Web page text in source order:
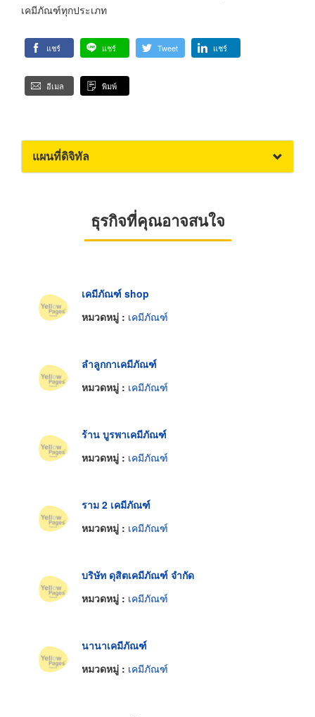
เคมีภัณฑ์ทุกประเภท
แชร์ แชร์ Tweet แชร์
อีเมล พิมพ์
แผนที่ดิจิทัล
ธุรกิจที่คุณอาจสนใจ
เคมีภัณฑ์ shop
หมวดหมู่ : เคมีภัณฑ์
ลำลูกกาเคมีภัณฑ์
หมวดหมู่ : เคมีภัณฑ์
ร้าน บูรพาเคมีภัณฑ์
หมวดหมู่ : เคมีภัณฑ์
ราม 2 เคมีภัณฑ์
หมวดหมู่ : เคมีภัณฑ์
บริษัท ดุสิตเคมีภัณฑ์ จำกัด
หมวดหมู่ : เคมีภัณฑ์
นานาเคมีภัณฑ์
หมวดหมู่ : เคมีภัณฑ์